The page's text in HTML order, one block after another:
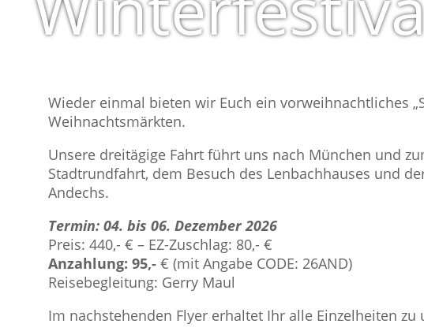
Wieder einmal bieten wir Euch ein vorweihnachtliches
Weihnachtsmärkten.
Unsere dreitägige Fahrt führt uns nach München und
Stadtrundfahrt, dem Besuch des Lenbachhauses und
Andechs.
Termin: 04. bis 06. Dezember 2026
Preis: 440,- € – EZ-Zuschlag: 80,- €
Anzahlung: 95,-€ (mit Angabe CODE: 26AND)
Reisebegleitung: Gerry Maul
Im nachstehenden Flyer erhaltet Ihr alle Einzelheiten zu